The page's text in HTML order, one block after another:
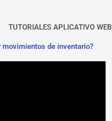
TUTORIALES APLICATIVO WEB
movimientos de inventario?